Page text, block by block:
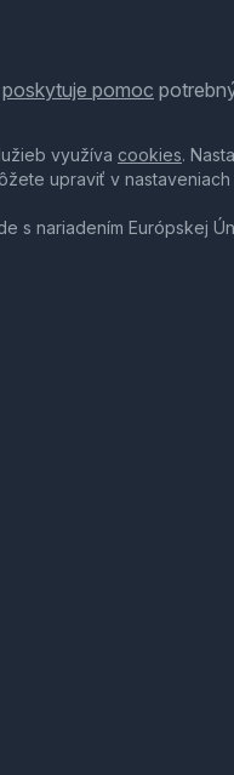
poskytuje pomoc
využíva cookies.
upraviť v nastaveniach
s nariadením Európskej